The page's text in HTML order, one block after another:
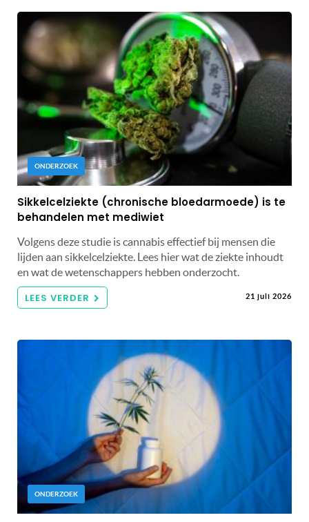
ONDERZOEK
Sikkelcelziekte (chronische bloedarmoede) is te
behandelen met mediwiet
Volgens deze studie is cannabis effectief bij mensen die
lijden aan sikkelcelziekte. Lees hier wat de ziekte inhoudt
en wat de wetenschappers hebben onderzocht.
LEES VERDER 21 juli 2026
ONDERZOEK